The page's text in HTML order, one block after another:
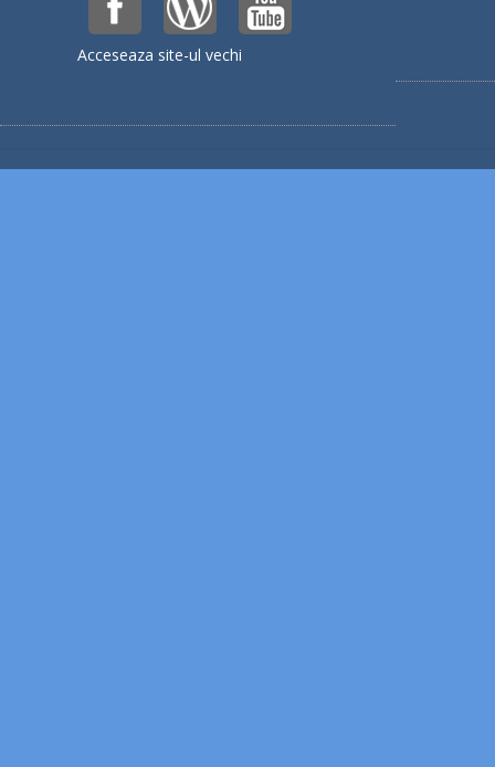
Acceseaza site-ul vechi